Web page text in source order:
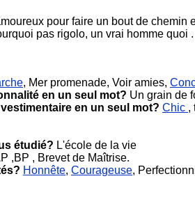
pour faire un bout de
pas rigolo, un vrai homme quoi .
, Mer promenade, Voir amies,
en un seul mot? Un grain de
en un seul mot? Chic ,
étudié? L'école de la vie
,BP , Brevet de Maîtrise.
Honnête, Courageuse,